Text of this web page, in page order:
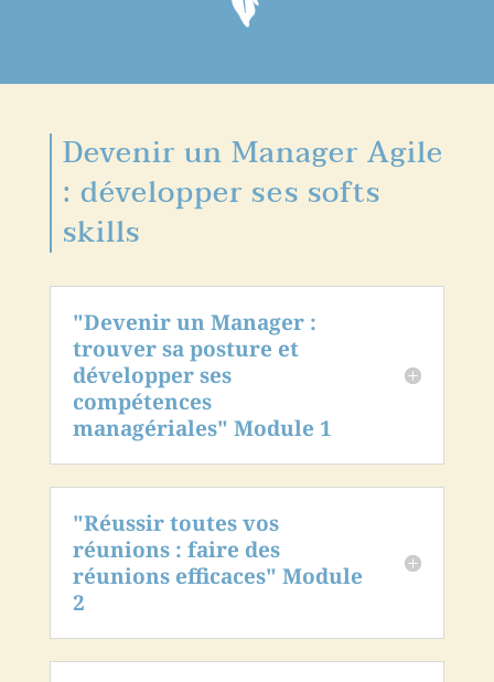
Devenir un Manager Agile
: développer ses softs
skills
"Devenir un Manager :
trouver sa posture et
développer ses
compétences
managériales" Module 1
"Réussir toutes vos
réunions : faire des
réunions efficaces" Module
2